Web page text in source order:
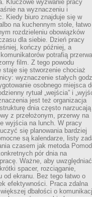
Kluczowe wyzwanie pracy
na wyznaczeniu i
Kiedy biuro znajduje się w
na kuchennym stole, łatwo
rozdzieleniu obowiązków
dla siebie. Dzień pracy
kończy później, a
potrafią
film. Z tego powodu
staje się stworzenie chociaż
wyznaczenie stałych
osobnego miejsca
rytuał „wejścia” i
jest też organizacja
dnia często narzucają
z przełożonym, przerwy na
wyjścia na lunch. W pracy
się planowania bardziej
są kalendarze, listy
czasem jak metoda
pór dnia na
Ważne, aby
spacer, rozciąganie,
od ekranu. Bez tego łatwo o
efektywności. Praca zdalna
dbałości o